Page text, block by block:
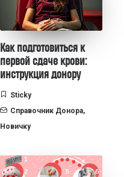
Как подготовиться к
первой сдаче крови:
инструкция донору
Sticky
Справочник Донора,
Новичку